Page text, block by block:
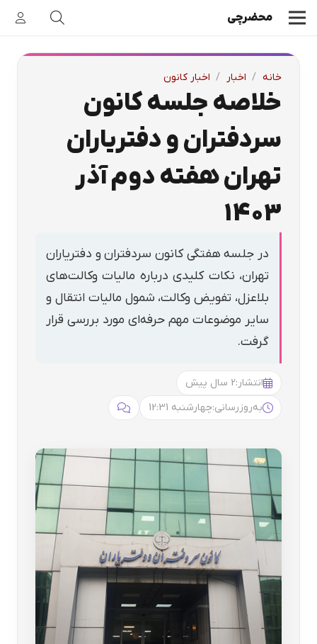
محضرچی
خانه / اخبار / اخبار کانون
خلاصه جلسه کانون
سردفتران و دفتریاران
تهران هفته دوم آذر
1403
در جلسه هفتگی کانون سردفتران و دفتریاران
تهران، نکات کلیدی درباره مالیات وکالت‌های
بلاعزل، تفویض وکالت، شمول مالیات انتقال و
سایر موضوعات مهم حرفه‌ای مورد بررسی قرار
گرفت.
انتشار:2 سال پیش
به‌روزرسانی:چهارشنبه 12:31